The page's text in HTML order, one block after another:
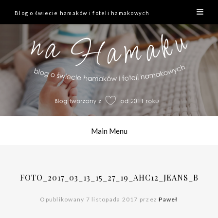
Blog o świecie hamaków i foteli hamakowych
Main Menu
FOTO_2017_03_13_15_27_19_AHC12_JEANS_B
Opublikowany 7 listopada 2017 przezPaweł